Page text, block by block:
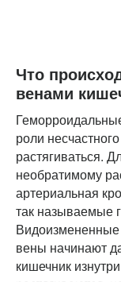
Что
венами
роли
растягиваться.
необратимому
артериальная
так называемые
Видоизмененные
вены начинают
кишечник